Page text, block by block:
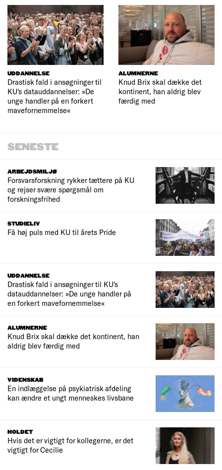
UDDANNELSE
Drastisk fald i ansøgninger til
KU's datauddannelser: »De
unge handler på en forkert
mavefornemmelse«
ALUMNERNE
Knud Brix skal dække det
kontinent, han aldrig blev
færdig med
SENESTE
ARBEJDSMILJØ
Forsvarsforskning rykker tættere på KU
og rejser svære spørgsmål om
forskningsfrihed
STUDIELIV
Få høj puls med KU til årets Pride
UDDANNELSE
Drastisk fald i ansøgninger til KU's
datauddannelser: »De unge handler på
en forkert mavefornemmelse«
ALUMNERNE
Knud Brix skal dække det kontinent, han
aldrig blev færdig med
VIDENSKAB
En indlæggelse på psykiatrisk afdeling
kan ændre et ungt menneskes livsbane
HOLDET
Hvis det er vigtigt for kollegerne, er det
vigtigt for Cecilie